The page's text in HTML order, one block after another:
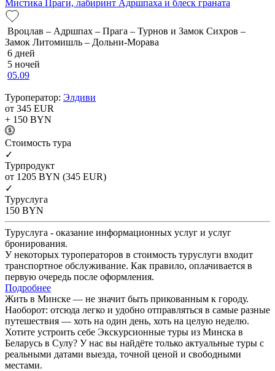
Мистика Праги, лабиринт Адршпаха и блеск граната
Вроцлав – Адршпах – Прага – Турнов и Замок Сихров –
Замок Литомишль – Дольни-Морава
6 дней
5 ночей
05.09
Туроператор: Элдиви
от 345 EUR
+ 150 BYN
Cтоимость тура
✓
Турпродукт
от 1205 BYN (345 EUR)
✓
Туруслуга
150 BYN
Туруслуга - оказание информационных услуг и услуг
бронирования.
У некоторых туроператоров в стоимость туруслуги входит
транспортное обслуживание. Как правило, оплачивается в
первую очередь после оформления.
Подробнее
Жить в Минске — не значит быть прикованным к городу.
Наоборот: отсюда легко и удобно отправляться в самые разные
путешествия — хоть на один день, хоть на целую неделю.
Хотите устроить себе Экскурсионные туры из Минска в
Беларусь в Сулу? У нас вы найдёте только актуальные туры с
реальными датами выезда, точной ценой и свободными
местами.